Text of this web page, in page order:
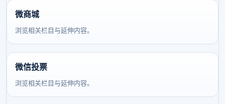
微商城
浏览相关栏目与延伸内容。
微信投票
浏览相关栏目与延伸内容。